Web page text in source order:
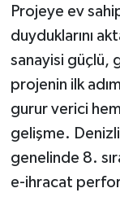
Projeye ev
duyduklarını
sanayisi güçlü,
projenin ilk
gurur verici hem
gelişme.
genelinde 8.
e-ihracat